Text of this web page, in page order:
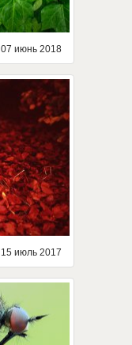
07 июнь 2018
15 июль 2017